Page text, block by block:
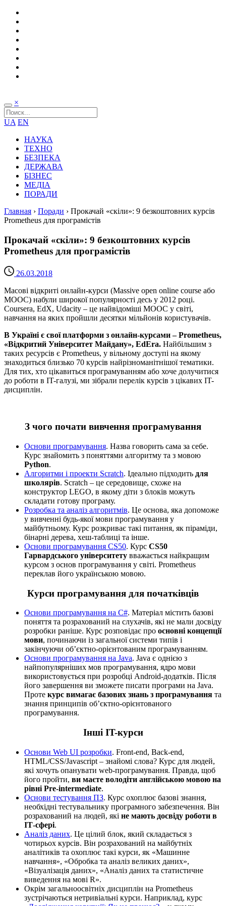
×
UA EN
НАУКА
ТЕХНО
БЕЗПЕКА
ДЕРЖАВА
БІЗНЕС
МЕДІА
ПОРАДИ
Главная › Поради › Прокачай «скіли»: 9 безкоштовних курсів
Prometheus для програмістів
Прокачай «скіли»: 9 безкоштовних курсів
Prometheus для програмістів
26.03.2018
Масові відкриті онлайн-курси (Massive open online course або
MOOC) набули широкої популярності десь у 2012 році.
Coursera, EdX, Udacity – це найвідоміші MOOC у світі,
навчання на яких пройшли десятки мільйонів користувачів.
В Україні є свої платформи з онлайн-курсами – Prometheus,
«Відкритий Університет Майдану», EdEra. Найбільшим з
таких ресурсів є Prometheus, у вільному доступі на якому
знаходиться близько 70 курсів найрізноманітнішої тематики.
Для тих, хто цікавиться програмуванням або хоче долучитися
до роботи в IT-галузі, ми зібрали перелік курсів з цікавих IT-
дисциплін.
З чого почати вивчення програмування
Основи програмування. Назва говорить сама за себе.
Курс знайомить з поняттями алгоритму та з мовою
Python.
Алгоритми і проекти Scratch. Ідеально підходить для
школярів. Scratch – це середовище, схоже на
конструктор LEGO, в якому діти з блоків можуть
складати готову програму.
Розробка та аналіз алгоритмів. Це основа, яка допоможе
у вивченні будь-якої мови програмування у
майбутньому. Курс розкриває такі питання, як піраміди,
бінарні дерева, хеш-таблиці та інше.
Основи програмування CS50. Курс CS50
Гарвардського університету вважається найкращим
курсом з основ програмування у світі. Prometheus
переклав його українською мовою.
Курси програмування для початківців
Основи програмування на C#. Матеріал містить базові
поняття та розрахований на слухачів, які не мали досвіду
розробки раніше. Курс розповідає про основні концепції
мови, починаючи із загальної системи типів і
закінчуючи об’єктно-орієнтованим програмуванням.
Основи програмування на Java. Java є однією з
найпопулярніших мов програмування, ядро мови
використовується при розробці Android-додатків. Після
його завершення ви зможете писати програми на Java.
Проте курс вимагає базових знань з програмування та
знання принципів об’єктно-орієнтованого
програмування.
Інші IT-курси
Основи Web UI розробки. Front-end, Back-end,
HTML/CSS/Javascript – знайомі слова? Курс для людей,
які хочуть опанувати web-програмування. Правда, щоб
його пройти, ви маєте володіти англійською мовою на
рівні Pre-intermediate.
Основи тестування ПЗ. Курс охоплює базові знання,
необхідні тестувальнику програмного забезпечення. Він
розрахований на людей, які не мають досвіду роботи в
ІТ-сфері.
Аналіз даних. Це цілий блок, який складається з
чотирьох курсів. Він розрахований на майбутніх
аналітиків та охоплює такі курси, як «Машинне
навчання», «Обробка та аналіз великих даних»,
«Візуалізація даних», «Аналіз даних та статистичне
виведення на мові R».
Окрім загальноосвітніх дисциплін на Prometheus
зустрічаються нетривіальні курси. Наприклад, курс